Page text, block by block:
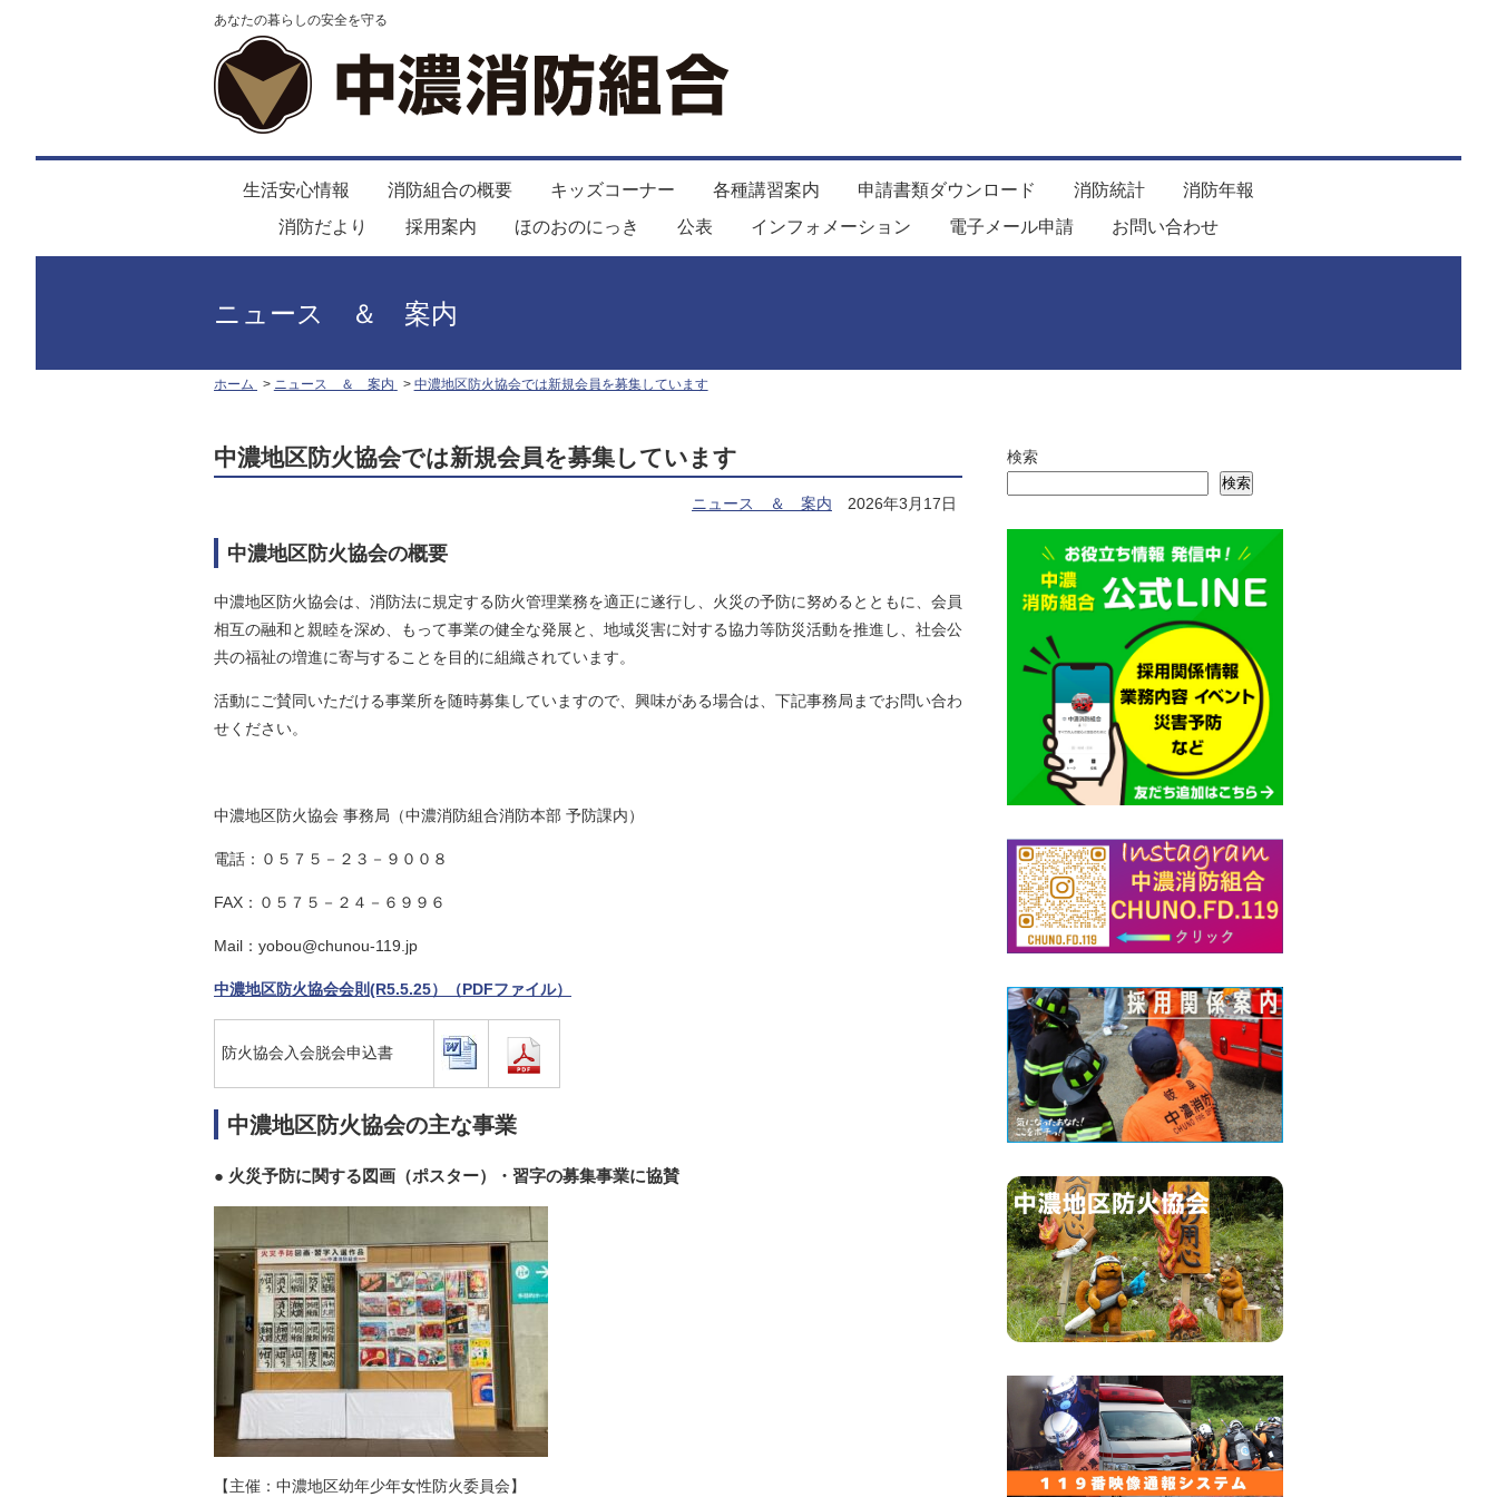
あなたの暮らしの安全を守る
生活安心情報 消防組合の概要 キッズコーナー 各種講習案内 申請書類ダウンロード 消防統計
消防年報
消防だより
採用案内 ほのおのにっき 公表 インフォメーション 電子メール申請 お問い合わせ
ニュース ＆ 案内
ホーム ニュース ＆ 案内 中濃地区防火協会では新規会員を募集しています
中濃地区防火協会では新規会員を募集しています
ニュース ＆ 案内 2026年3月17日
中濃地区防火協会の概要
中濃地区防火協会は、消防法に規定する防火管理業務を適正に遂行し、火災の予防に努めるとともに、会員
相互の融和と親睦を深め、もって事業の健全な発展と、地域災害に対する協力等防災活動を推進し、社会公
共の福祉の増進に寄与することを目的に組織されています。
活動にご賛同いただける事業所を随時募集していますので、興味がある場合は、下記事務局までお問い合わ
せください。
中濃地区防火協会 事務局（中濃消防組合消防本部 予防課内）
電話：０５７５－２３－９００８
FAX：０５７５－２４－６９９６
Mail：yobou@chunou-119.jp
中濃地区防火協会会則(R5.5.25） （PDFファイル）
防火協会入会脱会申込書
中濃地区防火協会の主な事業
火災予防に関する図画（ポスター）・習字の募集事業に協賛
【主催：中濃地区幼年少年女性防火委員会】
検索
検索